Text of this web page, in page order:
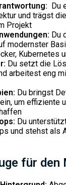
Du
und trägst
Projekt
Du
modernster
Kubernetes
Du setzt die
arbeitest eng
Du bringst
um effiziente
Du
und stehst als
für